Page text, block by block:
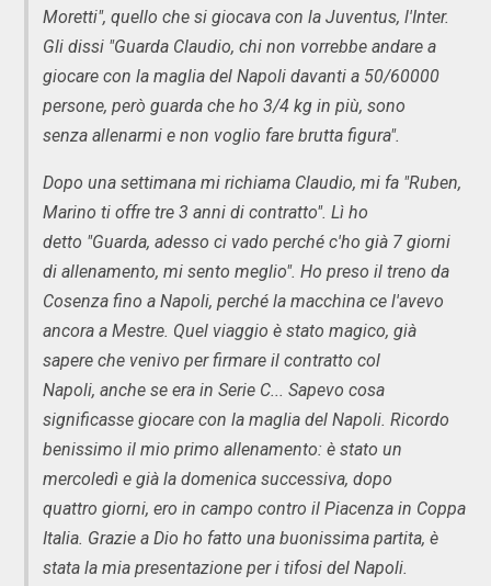
Moretti", quello che si giocava con la Juventus, l'Inter.
Gli dissi "Guarda Claudio, chi non vorrebbe andare a
giocare con la maglia del Napoli davanti a 50/60000
persone, però guarda che ho 3/4 kg in più, sono
senza allenarmi e non voglio fare brutta figura".
Dopo una settimana mi richiama Claudio, mi fa "Ruben,
Marino ti offre tre 3 anni di contratto". Lì ho
detto "Guarda, adesso ci vado perché c'ho già 7 giorni
di allenamento, mi sento meglio". Ho preso il treno da
Cosenza fino a Napoli, perché la macchina ce l'avevo
ancora a Mestre. Quel viaggio è stato magico, già
sapere che venivo per firmare il contratto col
Napoli, anche se era in Serie C... Sapevo cosa
significasse giocare con la maglia del Napoli. Ricordo
benissimo il mio primo allenamento: è stato un
mercoledì e già la domenica successiva, dopo
quattro giorni, ero in campo contro il Piacenza in Coppa
Italia. Grazie a Dio ho fatto una buonissima partita, è
stata la mia presentazione per i tifosi del Napoli.